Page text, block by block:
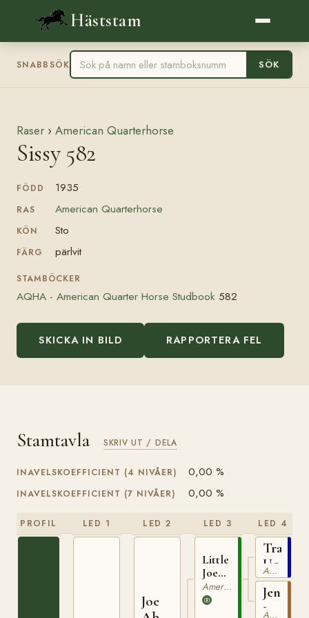
Häststam
SNABBSÖK SÖK
Raser › American Quarterhorse
Sissy 582
FÖDD 1935
RAS American Quarterhorse
KÖN Sto
FÄRG pärlvit
STAMBÖCKER
AQHA - American Quarter Horse Studbook 582
SKICKA IN BILD RAPPORTERA FEL
Stamtavla SKRIV UT / DELA
INAVELSKOEFFICIENT (4 NIVÅER) 0,00 %
INAVELSKOEFFICIENT (7 NIVÅER) 0,00 %
PROFIL LED 1 LED 2
Joe
LED 3
Little
Joe
U0073964
American Quarterhorse
LED 4
American Quarterhorse
Jenny
1American Quarterhorse